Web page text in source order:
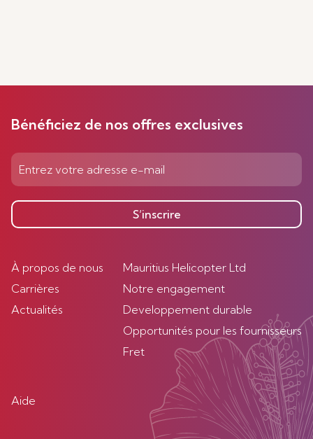
Bénéficiez de nos offres exclusives
S’inscrire
À propos de nous
Carrières
Actualités
Mauritius Helicopter Ltd
Notre engagement
Developpement durable
Opportunités pour les fournisseurs
Fret
Aide